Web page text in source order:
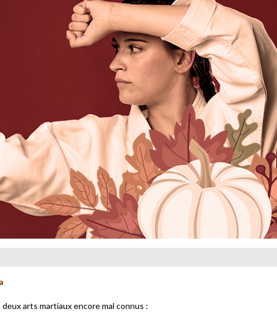
arts martiaux encore mal connus :